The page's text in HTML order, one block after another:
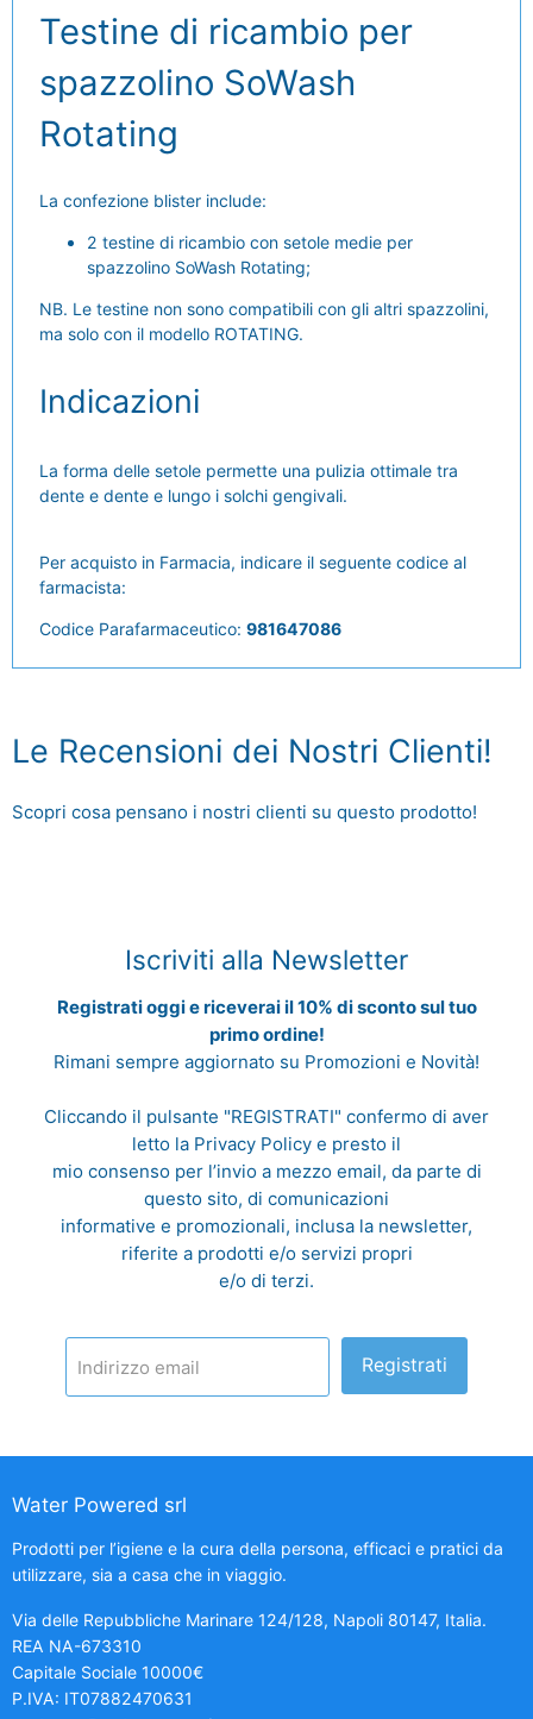
Testine di ricambio per
spazzolino SoWash
Rotating
La confezione blister include:
2 testine di ricambio con setole medie per
spazzolino SoWash Rotating;
NB. Le testine non sono compatibili con gli altri spazzolini,
ma solo con il modello ROTATING.
Indicazioni
La forma delle setole permette una pulizia ottimale tra
dente e dente e lungo i solchi gengivali.
Per acquisto in Farmacia, indicare il seguente codice al
farmacista:
Codice Parafarmaceutico: 981647086
Le Recensioni dei Nostri Clienti!
Scopri cosa pensano i nostri clienti su questo prodotto!
Iscriviti alla Newsletter
Registrati oggi e riceverai il 10% di sconto sul tuo
primo ordine!
Rimani sempre aggiornato su Promozioni e Novità!
Cliccando il pulsante "REGISTRATI" confermo di aver
letto la Privacy Policy e presto il
mio consenso per l’invio a mezzo email, da parte di
questo sito, di comunicazioni
informative e promozionali, inclusa la newsletter,
riferite a prodotti e/o servizi propri
e/o di terzi.
Indirizzo email Registrati
Water Powered srl
Prodotti per l’igiene e la cura della persona, efficaci e pratici da
utilizzare, sia a casa che in viaggio.
Via delle Repubbliche Marinare 124/128, Napoli 80147, Italia.
REA NA-673310
Capitale Sociale 10000€
P.IVA: IT07882470631